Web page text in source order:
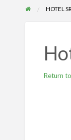
साहित्यHOTEL
Return